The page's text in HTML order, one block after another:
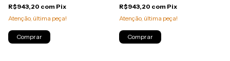
R$943,20 com Pix
Atenção, última peça!
Comprar
R$943,20 com Pix
Atenção, última peça!
Comprar